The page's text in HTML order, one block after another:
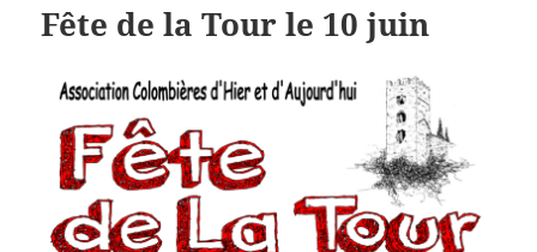
Fête de la Tour le 10 juin